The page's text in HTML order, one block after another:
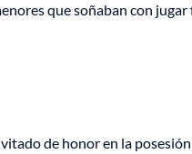
que soñaban con
de honor en la